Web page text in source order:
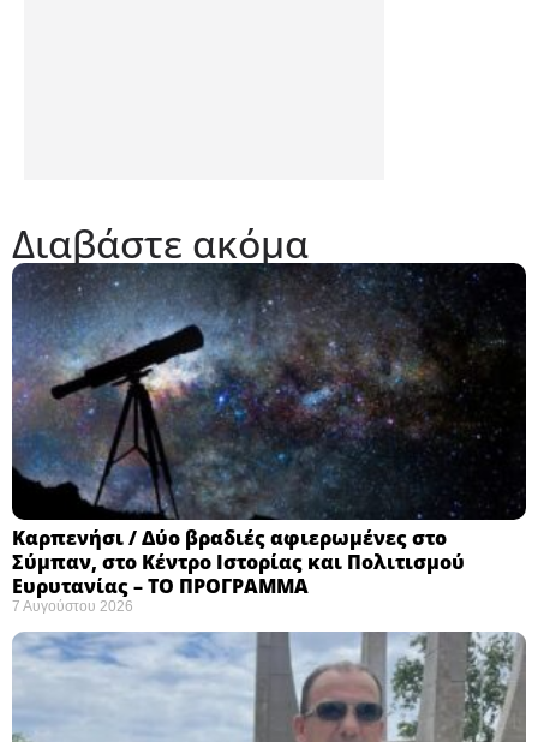
Διαβάστε ακόμα
Καρπενήσι / Δύο βραδιές αφιερωμένες στο
Σύμπαν, στο Κέντρο Ιστορίας και Πολιτισμού
Ευρυτανίας – ΤΟ ΠΡΟΓΡΑΜΜΑ
7 Αυγούστου 2026